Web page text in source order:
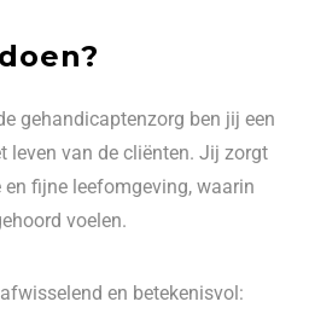
gehandicaptenzorg ben jij een
leven van de cliënten. Jij zorgt
fijne leefomgeving, waarin
voelen.
en betekenisvol: